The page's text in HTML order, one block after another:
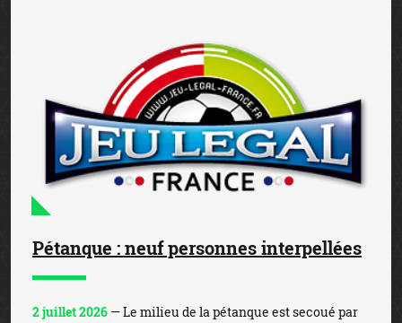
Pétanque : neuf personnes interpellées
2 juillet 2026 — Le milieu de la pétanque est secoué par